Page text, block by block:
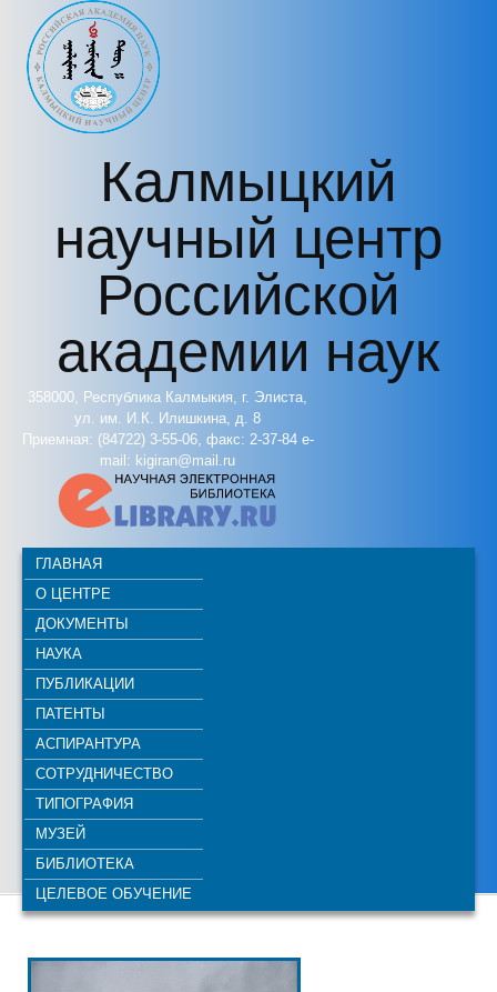
Перейти к основному содержанию
Калмыцкий
научный центр
Российской
академии наук
358000, Республика Калмыкия, г. Элиста,
ул. им. И.К. Илишкина, д. 8
Приемная: (84722) 3-55-06, факс: 2-37-84 e-
mail: kigiran@mail.ru
ГЛАВНАЯ
О ЦЕНТРЕ
ДОКУМЕНТЫ
НАУКА
ПУБЛИКАЦИИ
ПАТЕНТЫ
АСПИРАНТУРА
СОТРУДНИЧЕСТВО
ТИПОГРАФИЯ
МУЗЕЙ
БИБЛИОТЕКА
ЦЕЛЕВОЕ ОБУЧЕНИЕ